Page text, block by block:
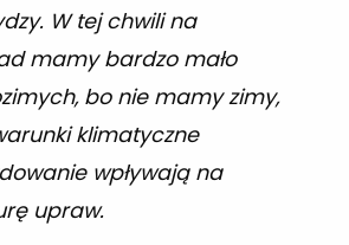
W tej chwili na
mamy bardzo mało
bo nie mamy zimy,
klimatyczne
wpływają na
upraw.